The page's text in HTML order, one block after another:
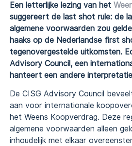
Een letterlijke lezing van het
suggereert de last shot rule: de
algemene voorwaarden zou
haaks op de Nederlandse first
tegenovergestelde uitkomsten.
Advisory Council, een
hanteert een andere
De CISG Advisory Council
aan voor internationale
het Weens Koopverdrag. Deze
algemene voorwaarden alleen
inhoudelijk met elkaar